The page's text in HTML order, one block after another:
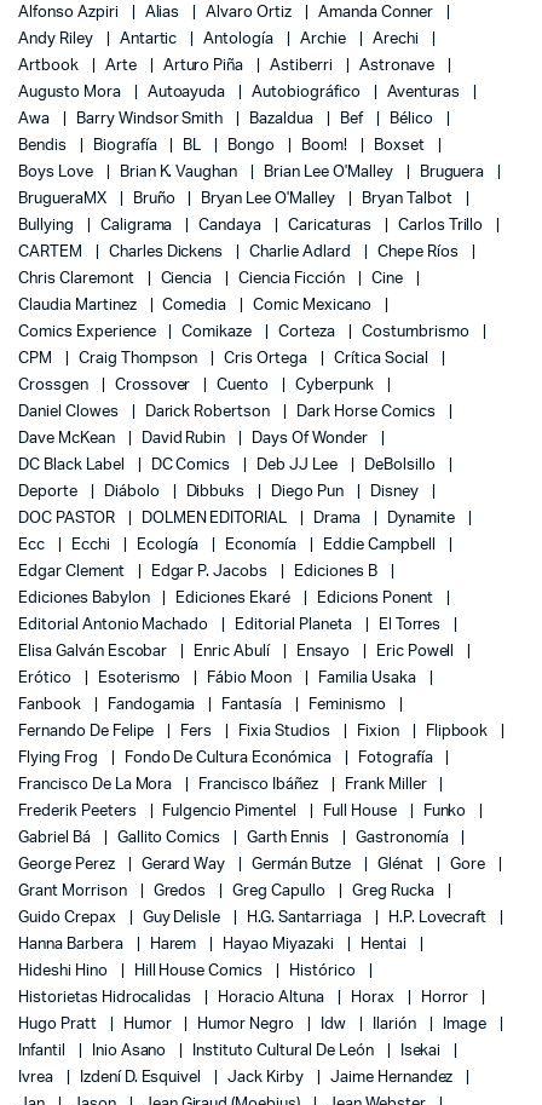
Alfonso Azpiri
Alias Alvaro Ortiz
Amanda Conner
Andy Riley
Antartic Antología Archie
Arechi
Artbook
Arte Arturo Piña Astiberri
Astronave
Augusto Mora
Autoayuda Autobiográfico
Aventuras
Awa
Barry Windsor Smith Bazaldua Bef
Bélico
Bendis
Biografía BL Bongo Boom!
Boxset
Boys Love
Brian K. Vaughan Brian Lee O'Malley
Bruguera
BrugueraMX
Bruño Bryan Lee O'Malley
Bryan Talbot
Bullying
Caligrama Candaya Caricaturas
Carlos Trillo
CARTEM
Charles Dickens Charlie Adlard
Chepe Ríos
Chris Claremont
Ciencia Ciencia Ficción
Cine
Claudia Martinez
Comedia
Comic Mexicano
Comics Experience
Comikaze Corteza
Costumbrismo
CPM
Craig Thompson Cris Ortega
Crítica Social
Crossgen
Crossover Cuento
Cyberpunk
Daniel Clowes
Darick Robertson
Dark Horse Comics
Dave McKean
David Rubin
Days Of Wonder
DC Black Label
DC Comics Deb JJ Lee
DeBolsillo
Deporte
Diábolo Dibbuks Diego Pun
Disney
DOC PASTOR
DOLMEN EDITORIAL Drama
Dynamite
Ecc
Ecchi Ecología Economía
Eddie Campbell
Edgar Clement
Edgar P. Jacobs
Ediciones B
Ediciones Babylon
Ediciones Ekaré
Edicions Ponent
Editorial Antonio Machado
Editorial Planeta
El Torres
Elisa Galván Escobar
Enric Abulí Ensayo
Eric Powell
Erótico
Esoterismo Fábio Moon
Familia Usaka
Fanbook
Fandogamia Fantasía
Feminismo
Fernando De Felipe
Fers Fixia Studios Fixion
Flipbook
Flying Frog
Fondo De Cultura Económica
Fotografía
Francisco De La Mora
Francisco Ibáñez
Frank Miller
Frederik Peeters
Fulgencio Pimentel Full House
Funko
Gabriel Bá
Gallito Comics Garth Ennis
Gastronomía
George Perez
Gerard Way Germán Butze Glénat
Gore
Grant Morrison
Gredos Greg Capullo
Greg Rucka
Guido Crepax
Guy Delisle H.G. Santarriaga
H.P. Lovecraft
Hanna Barbera
Harem Hayao Miyazaki
Hentai
Hideshi Hino
Hill House Comics
Histórico
Historietas Hidrocalidas
Horacio Altuna Horax
Horror
Hugo Pratt
Humor Humor Negro Idw Ilarión
Image
Infantil
Inio Asano Instituto Cultural De León
Isekai
Ivrea
Izdení D. Esquivel Jack Kirby
Jaime Hernandez